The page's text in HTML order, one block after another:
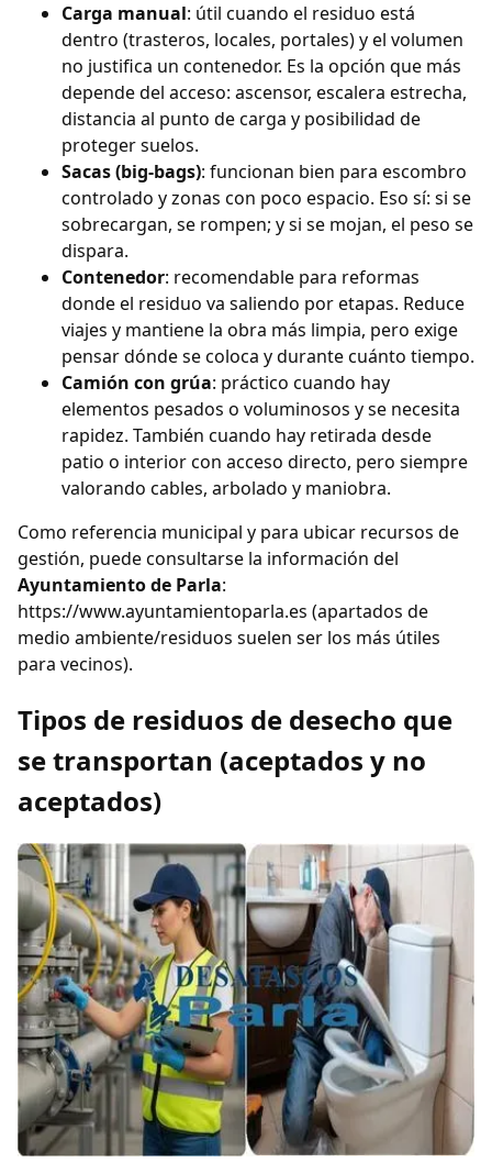
Carga manual: útil cuando el residuo está
dentro (trasteros, locales, portales) y el volumen
no justifica un contenedor. Es la opción que más
depende del acceso: ascensor, escalera estrecha,
distancia al punto de carga y posibilidad de
proteger suelos.
Sacas (big-bags): funcionan bien para escombro
controlado y zonas con poco espacio. Eso sí: si se
sobrecargan, se rompen; y si se mojan, el peso se
dispara.
Contenedor: recomendable para reformas
donde el residuo va saliendo por etapas. Reduce
viajes y mantiene la obra más limpia, pero exige
pensar dónde se coloca y durante cuánto tiempo.
Camión con grúa: práctico cuando hay
elementos pesados o voluminosos y se necesita
rapidez. También cuando hay retirada desde
patio o interior con acceso directo, pero siempre
valorando cables, arbolado y maniobra.
Como referencia municipal y para ubicar recursos de
gestión, puede consultarse la información del
Ayuntamiento de Parla:
https://www.ayuntamientoparla.es (apartados de
medio ambiente/residuos suelen ser los más útiles
para vecinos).
Tipos de residuos de desecho que
se transportan (aceptados y no
aceptados)